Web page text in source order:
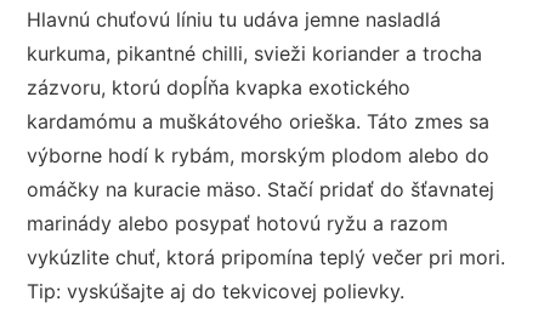
Hlavnú chuťovú líniu tu udáva jemne nasladlá
kurkuma, pikantné chilli, svieži koriander a trocha
zázvoru, ktorú dopĺňa kvapka exotického
kardamómu a muškátového orieška. Táto zmes sa
výborne hodí k rybám, morským plodom alebo do
omáčky na kuracie mäso. Stačí pridať do šťavnatej
marinády alebo posypať hotovú ryžu a razom
vykúzlite chuť, ktorá pripomína teplý večer pri mori.
Tip: vyskúšajte aj do tekvicovej polievky.